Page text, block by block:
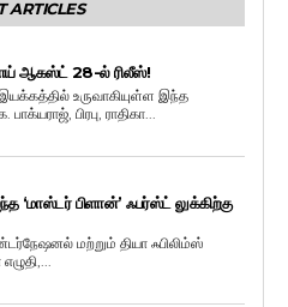
ARTICLES
ஆகஸ்ட் 28-ல் ரிலீஸ்!
உருவாகியுள்ள இந்த
பிரபு, ராதிகா...
‘மாஸ்டர் பிளான்’ ஃபர்ஸ்ட் லுக்கிற்கு
மற்றும் தியா ஃபிலிம்ஸ்